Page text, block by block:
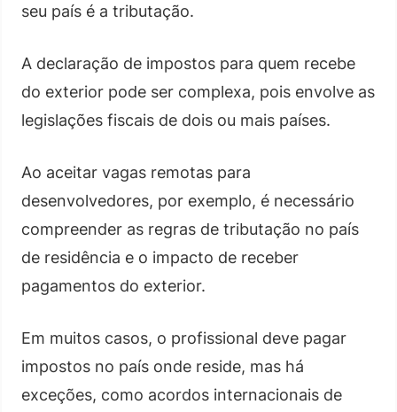
seu país é a tributação.
A declaração de impostos para quem recebe
do exterior pode ser complexa, pois envolve as
legislações fiscais de dois ou mais países.
Ao aceitar vagas remotas para
desenvolvedores, por exemplo, é necessário
compreender as regras de tributação no país
de residência e o impacto de receber
pagamentos do exterior.
Em muitos casos, o profissional deve pagar
impostos no país onde reside, mas há
exceções, como acordos internacionais de